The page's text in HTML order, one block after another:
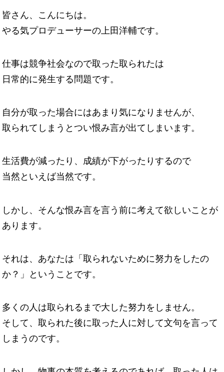
皆さん、こんにちは。
やる気プロデューサーの上田洋輔です。
仕事は競争社会なので取った取られたは
日常的に発生する問題です。
自分が取った場合にはあまり気になりませんが、
取られてしまうとつい恨み言が出てしまいます。
生活費が減ったり、成績が下がったりするので
当然といえば当然です。
しかし、そんな恨み言を言う前に考えて欲しいことが
あります。
それは、あなたは「取られないために努力をしたの
か？」ということです。
多くの人は取られるまで大した努力をしません。
そして、取られた後に取った人に対して文句を言って
しまうのです。